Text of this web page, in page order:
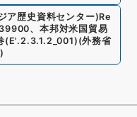
ア歴史資料センター)Re
、 本邦対米国貿易
(E'.2.3.1.2_001) (外務省
)